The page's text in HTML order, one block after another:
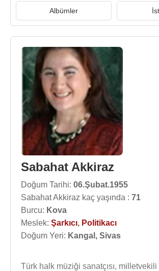
Albümler
Sabahat Akkiraz
Doğum Tarihi: 06.Şubat.1955
Sabahat Akkiraz kaç yaşında : 71
Burcu: Kova
Meslek: Şarkıcı, Politikacı
Doğum Yeri: Kangal, Sivas
Türk halk müziği sanatçısı, milletvekili